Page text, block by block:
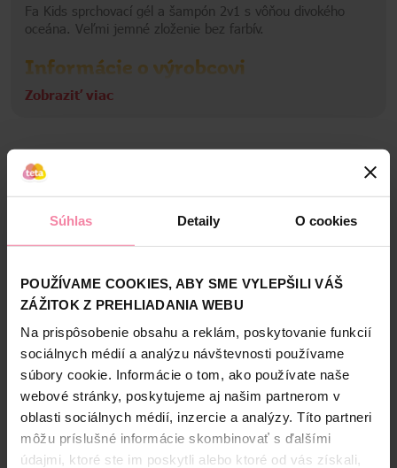
Súhlas Detaily O cookies
POUŽÍVAME COOKIES, ABY SME VYLEPŠILI VÁŠ
ZÁŽITOK Z PREHLIADANIA WEBU
Na prispôsobenie obsahu a reklám, poskytovanie funkcií
sociálnych médií a analýzu návštevnosti používame
súbory cookie. Informácie o tom, ako používate naše
webové stránky, poskytujeme aj našim partnerom v
oblasti sociálnych médií, inzercie a analýzy. Títo partneri
môžu príslušné informácie skombinovať s ďalšími
údajmi, ktoré ste im poskytli alebo ktoré od vás získali,
Fa Kids sprchovací gél a šampón 2v1 s vôňou divokého
oceána. Veľmi jemné zloženie bez farbív.
Informácie o výrobcovi
Zobraziť viac
Zloženie
Alternatívne produkty